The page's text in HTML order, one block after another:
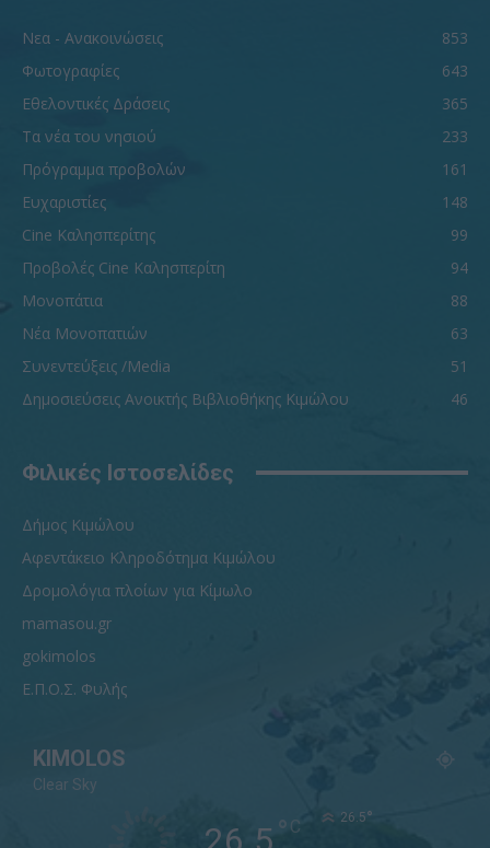
Νεα - Ανακοινώσεις
853
Φωτογραφίες
643
Εθελοντικές Δράσεις
365
Τα νέα του νησιού
233
Πρόγραμμα προβολών
161
Ευχαριστίες
148
Cine Καλησπερίτης
99
Προβολές Cine Καλησπερίτη
94
Μονοπάτια
88
Νέα Μονοπατιών
63
Συνεντεύξεις /Media
51
Δημοσιεύσεις Ανοικτής Βιβλιοθήκης Κιμώλου
46
Φιλικές Ιστοσελίδες
Δήμος Κιμώλου
Αφεντάκειο Κληροδότημα Κιμώλου
Δρομολόγια πλοίων για Κίμωλο
mamasou.gr
gokimolos
Ε.Π.Ο.Σ. Φυλής
KIMOLOS
Clear Sky
° C 26.5°